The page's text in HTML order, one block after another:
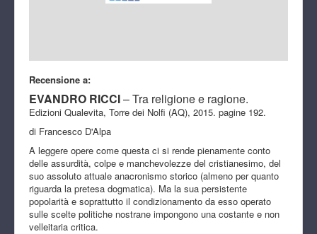
Recensione a:
EVANDRO RICCI– Tra religione e ragione.
Edizioni Qualevita, Torre dei Nolfi (AQ), 2015. pagine 192.
di Francesco D'Alpa
A leggere opere come questa ci si rende pienamente conto
delle assurdità, colpe e manchevolezze del cristianesimo, del
suo assoluto attuale anacronismo storico (almeno per quanto
riguarda la pretesa dogmatica). Ma la sua persistente
popolarità e soprattutto il condizionamento da esso operato
sulle scelte politiche nostrane impongono una costante e non
velleitaria critica.